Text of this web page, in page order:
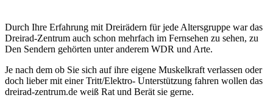
Durch Ihre Erfahrung mit Dreirädern für jede Altersgruppe war das
Dreirad-Zentrum auch schon mehrfach im Fernsehen zu sehen, zu
Den Sendern gehörten unter anderem WDR und Arte.
Je nach dem ob Sie sich auf ihre eigene Muskelkraft verlassen oder
doch lieber mit einer Tritt/Elektro- Unterstützung fahren wollen das
dreirad-zentrum.de weiß Rat und Berät sie gerne.